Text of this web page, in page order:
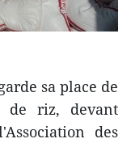
sa place de
de riz, devant
des